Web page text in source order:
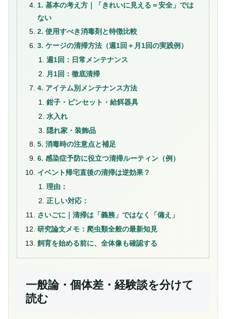
1. 基本の考え方｜「きれいに見える＝安全」では
ない
2. 使用すべき消毒剤と特徴比較
3. ケージの清掃方法（週1回＋月1回の実践例）
週1回：日常メンテナンス
月1回：徹底清掃
4. アイテム別メンテナンス方法
鉗子・ピンセット・給餌器具
水入れ
隠れ家・装飾品
5. 消毒時の注意点と補足
6. 感染症予防に役立つ清掃ルーティン（例）
イベント帰宅直後の清掃は逆効果？
理由：
正しい対応：
さいごに｜清掃は「義務」ではなく「備え」
研究論文メモ：爬虫類全般の最新知見
飼育を始める前に、全体像も確認する
一般論・個体差・経験談を分けて
読む